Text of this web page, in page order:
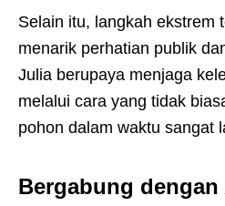
Selain itu, langkah ekstrem
menarik perhatian publik
Julia berupaya menjaga
melalui cara yang tidak
pohon dalam waktu sangat
Bergabung